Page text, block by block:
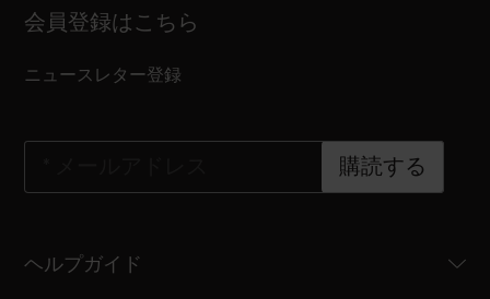
会員登録はこちら
ニュースレター登録
購読する
ヘルプガイド